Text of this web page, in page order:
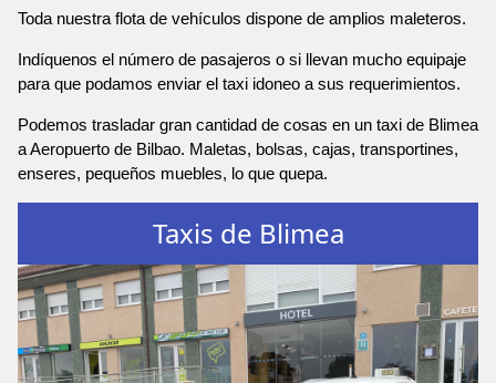
Toda nuestra flota de vehículos dispone de amplios maleteros.
Indíquenos el número de pasajeros o si llevan mucho equipaje
para que podamos enviar el taxi idoneo a sus requerimientos.
Podemos trasladar gran cantidad de cosas en un taxi de Blimea
a Aeropuerto de Bilbao. Maletas, bolsas, cajas, transportines,
enseres, pequeños muebles, lo que quepa.
Taxis de Blimea